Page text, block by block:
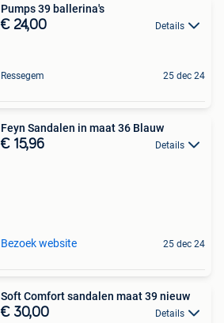
Pumps 39 ballerina's
€ 24,00 Details
Ressegem 25 dec 24
Feyn Sandalen in maat 36 Blauw
€ 15,96 Details
Bezoek website 25 dec 24
Soft Comfort sandalen maat 39 nieuw
€ 30,00 Details